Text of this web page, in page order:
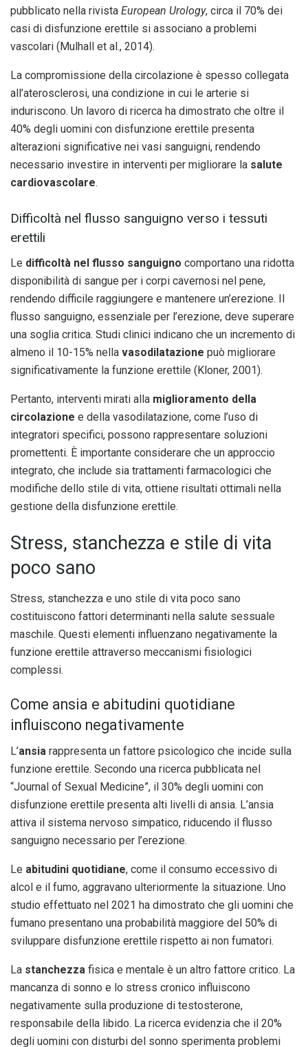
pubblicato nella rivista European Urology, circa il 70% dei
casi di disfunzione erettile si associano a problemi
vascolari (Mulhall et al., 2014).
La compromissione della circolazione è spesso collegata
all’aterosclerosi, una condizione in cui le arterie si
induriscono. Un lavoro di ricerca ha dimostrato che oltre il
40% degli uomini con disfunzione erettile presenta
alterazioni significative nei vasi sanguigni, rendendo
necessario investire in interventi per migliorare la salute
cardiovascolare.
Difficoltà nel flusso sanguigno verso i tessuti
erettili
Le difficoltà nel flusso sanguigno comportano una ridotta
disponibilità di sangue per i corpi cavernosi nel pene,
rendendo difficile raggiungere e mantenere un’erezione. Il
flusso sanguigno, essenziale per l’erezione, deve superare
una soglia critica. Studi clinici indicano che un incremento di
almeno il 10-15% nella vasodilatazione può migliorare
significativamente la funzione erettile (Kloner, 2001).
Pertanto, interventi mirati alla miglioramento della
circolazione e della vasodilatazione, come l’uso di
integratori specifici, possono rappresentare soluzioni
promettenti. È importante considerare che un approccio
integrato, che include sia trattamenti farmacologici che
modifiche dello stile di vita, ottiene risultati ottimali nella
gestione della disfunzione erettile.
Stress, stanchezza e stile di vita
poco sano
Stress, stanchezza e uno stile di vita poco sano
costituiscono fattori determinanti nella salute sessuale
maschile. Questi elementi influenzano negativamente la
funzione erettile attraverso meccanismi fisiologici
complessi.
Come ansia e abitudini quotidiane
influiscono negativamente
L’ansia rappresenta un fattore psicologico che incide sulla
funzione erettile. Secondo una ricerca pubblicata nel
“Journal of Sexual Medicine”, il 30% degli uomini con
disfunzione erettile presenta alti livelli di ansia. L’ansia
attiva il sistema nervoso simpatico, riducendo il flusso
sanguigno necessario per l’erezione.
Le abitudini quotidiane, come il consumo eccessivo di
alcol e il fumo, aggravano ulteriormente la situazione. Uno
studio effettuato nel 2021 ha dimostrato che gli uomini che
fumano presentano una probabilità maggiore del 50% di
sviluppare disfunzione erettile rispetto ai non fumatori.
La stanchezza fisica e mentale è un altro fattore critico. La
mancanza di sonno e lo stress cronico influiscono
negativamente sulla produzione di testosterone,
responsabile della libido. La ricerca evidenzia che il 20%
degli uomini con disturbi del sonno sperimenta problemi